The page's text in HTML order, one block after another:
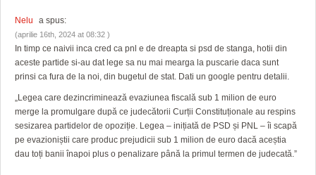
Nelu a spus:
(aprilie 16th, 2024 at 08:32 )
In timp ce naivii inca cred ca pnl e de dreapta si psd de stanga, hotii din
aceste partide si-au dat lege sa nu mai mearga la puscarie daca sunt
prinsi ca fura de la noi, din bugetul de stat. Dati un google pentru detalii.
„Legea care dezincriminează evaziunea fiscală sub 1 milion de euro
merge la promulgare după ce judecătorii Curții Constituționale au respins
sesizarea partidelor de opoziție. Legea – inițiată de PSD și PNL – îi scapă
pe evazioniștii care produc prejudicii sub 1 milion de euro dacă aceștia
dau toți banii înapoi plus o penalizare până la primul termen de judecată.”